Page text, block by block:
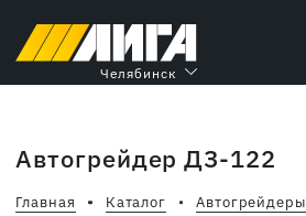
Челябинск
Автогрейдер ДЗ-122
Главная Каталог Автогрейдеры